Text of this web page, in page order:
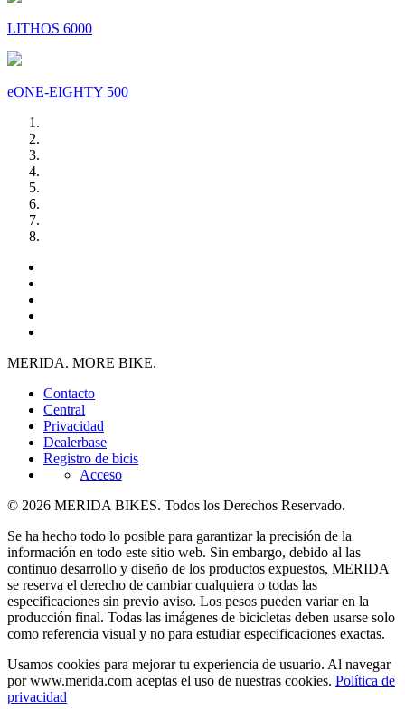
LITHOS 6000
eONE-EIGHTY 500
MERIDA. MORE BIKE.
Contacto
Central
Privacidad
Dealerbase
Registro de bicis
Acceso
© 2026 MERIDA BIKES. Todos los Derechos Reservado.
Se ha hecho todo lo posible para garantizar la precisión de la
información en todo este sitio web. Sin embargo, debido al las
continuo desarrollo y diseño de los productos expuestos, MERIDA
se reserva el derecho de cambiar cualquiera o todas las
especificaciones sin previo aviso. Los pesos pueden variar en la
producción final. Todas las imágenes de bicicletas deben usarse solo
como referencia visual y no para estudiar especificaciones exactas.
Usamos cookies para mejorar tu experiencia de usuario. Al navegar
por www.merida.com aceptas el uso de nuestras cookies. Política de
privacidad